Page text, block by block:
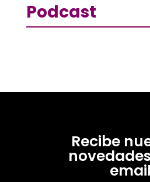
Podcast
Recibe
email